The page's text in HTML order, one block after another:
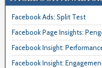
Facebook Ads: Split Test
Facebook Page Insights:
Facebook Insight:
Facebook Insight: